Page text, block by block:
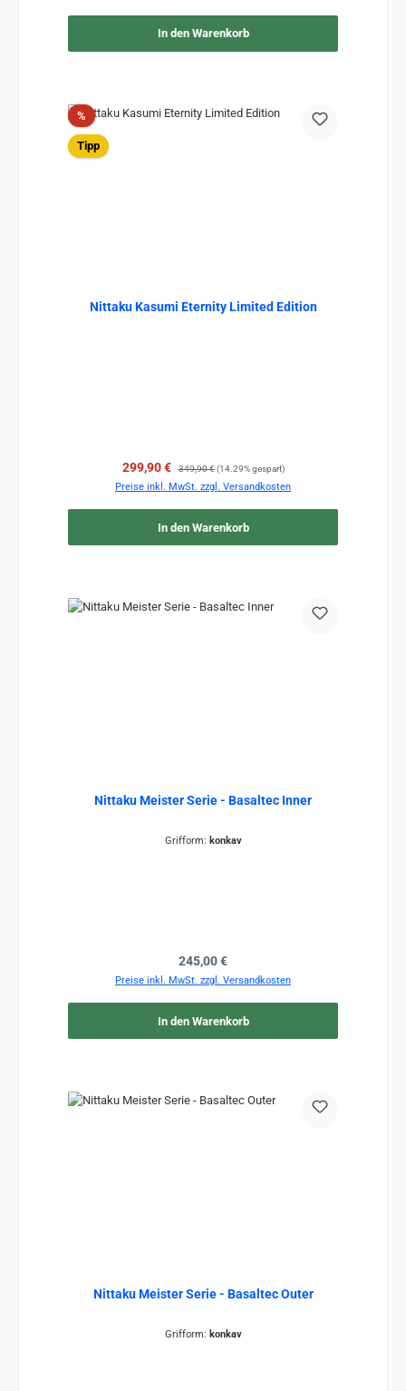
In den Warenkorb
%Rabatt
Tipp
Nittaku Kasumi Eternity Limited Edition
Verkaufspreis:
299,90 € Regulärer Preis:
349,90 € (14.29% gespart)
Preise inkl. MwSt. zzgl. Versandkosten
In den Warenkorb
Nittaku Meister Serie - Basaltec Inner
Grifform: konkav
Regulärer Preis:
245,00 €
Preise inkl. MwSt. zzgl. Versandkosten
In den Warenkorb
Nittaku Meister Serie - Basaltec Outer
Grifform: konkav